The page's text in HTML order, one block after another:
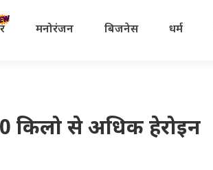
मनोरंजन बिजनेस धर्म
किलो से अधिक हेरोइन